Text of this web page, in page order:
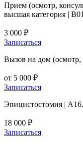
Прием (осмотр,
высшая категория |
3 000 ₽
Записаться
Вызов на дом (осмотр,
от 5 000 ₽
Записаться
Эпицистостомия |
18 000 ₽
Записаться